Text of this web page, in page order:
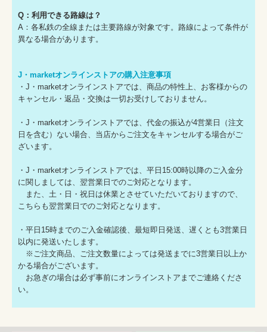
Q：利用できる路線は？
A：各私鉄の全線または主要路線が対象です。路線によって条件が
異なる場合があります。
J・marketオンラインストアの購入注意事項
・J・marketオンラインストアでは、商品の特性上、お客様からの
キャンセル・返品・交換は一切お受けしておりません。
・J・marketオンラインストアでは、代金の振込が4営業日（注文
日を含む）ない場合、当店からご注文をキャンセルする場合がご
ざいます。
・J・marketオンラインストアでは、平日15:00時以降のご入金分
に関しましては、翌営業日でのご対応となります。
また、土・日・祝日は休業とさせていただいておりますので、
こちらも翌営業日でのご対応となります。
・平日15時までのご入金確認後、最短即日発送、遅くとも3営業日
以内に発送いたします。
※ご注文商品、ご注文数量によっては発送までに3営業日以上か
かる場合がございます。
お急ぎの場合は必ず事前にオンラインストアまでご連絡くださ
い。